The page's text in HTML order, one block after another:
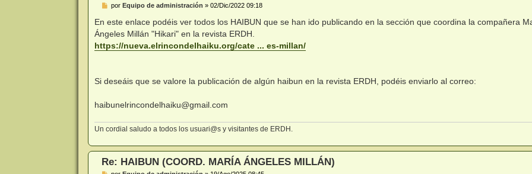
M
n
a
j
e
por Equipo de administración » 02/Dic/2022 09:18
En este enlace podéis ver todos los HAIBUN que se han ido publicando en la sección que coordina la compañera
Ángeles Millán "Hikari" en la revista ERDH.
https://nueva.elrincondelhaiku.org/cate ... es-millan/
Si deseáis que se valore la publicación de algún haibun en la revista ERDH, podéis enviarlo al correo:
haibunelrincondelhaiku@gmail.com
Un cordial saludo a todos los usuari@s y visitantes de ERDH.
Re: HAIBUN (COORD. MARÍA ÁNGELES MILLÁN)